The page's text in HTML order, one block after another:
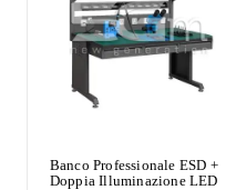
Banco Professionale ESD +
Doppia Illuminazione LED